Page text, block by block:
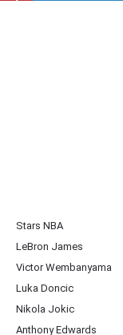
Stars NBA
LeBron James
Victor Wembanyama
Luka Doncic
Nikola Jokic
Anthony Edwards